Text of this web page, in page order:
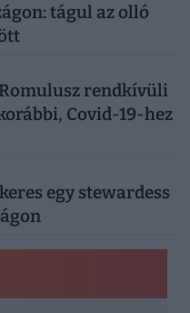
tágul az olló
rendkívüli
Covid-19-hez
egy stewardess